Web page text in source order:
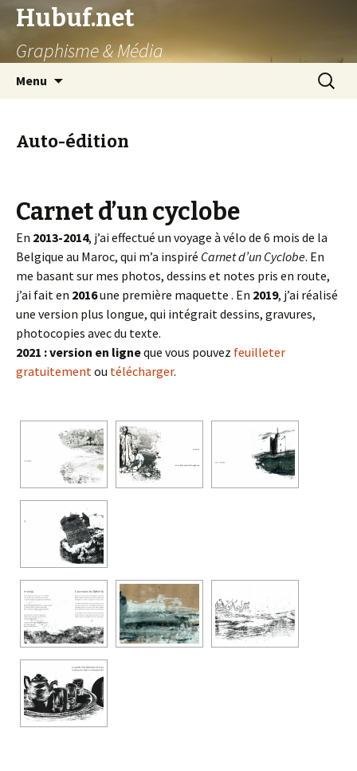
Hubuf.net
Graphisme & Média
Menu
Auto-édition
Carnet d’un cyclobe
En 2013-2014, j’ai effectué un voyage à vélo de 6 mois de la
Belgique au Maroc, qui m’a inspiré Carnet d’un Cyclobe. En
me basant sur mes photos, dessins et notes pris en route,
j’ai fait en 2016une première maquette . En 2019, j’ai réalisé
une version plus longue, qui intégrait dessins, gravures,
photocopies avec du texte.
2021 :version en ligneque vous pouvez feuilleter
gratuitementou télécharger.